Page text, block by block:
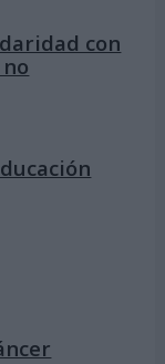
con